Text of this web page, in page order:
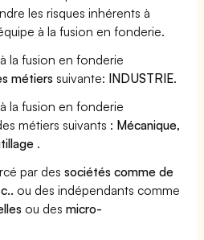
les risques inhérents à
à la fusion en fonderie.
la fusion en fonderie
métiers suivante: INDUSTRIE.
la fusion en fonderie
métiers suivants : Mécanique,
.
par dessociétés comme de
ou des indépendants comme
ou desmicro-